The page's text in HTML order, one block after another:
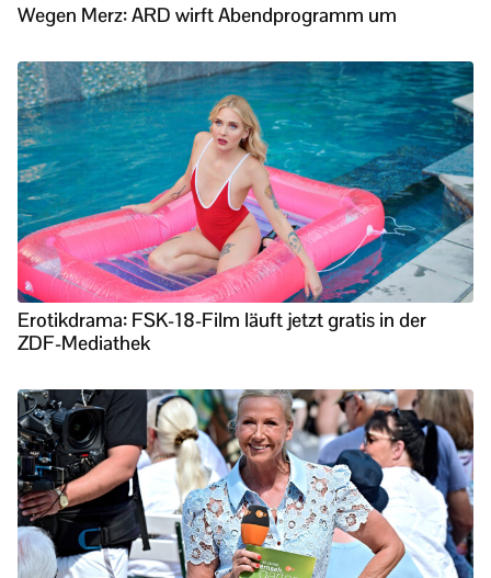
Wegen Merz: ARD wirft Abendprogramm um
Erotikdrama: FSK-18-Film läuft jetzt gratis in der
ZDF-Mediathek